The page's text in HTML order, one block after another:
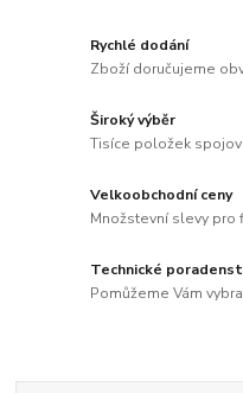
Rychlé dodání
Zboží doručujeme
Široký výběr
Tisíce položek
Velkoobchodní ceny
Množstevní slevy pro
Technické
Pomůžeme Vám